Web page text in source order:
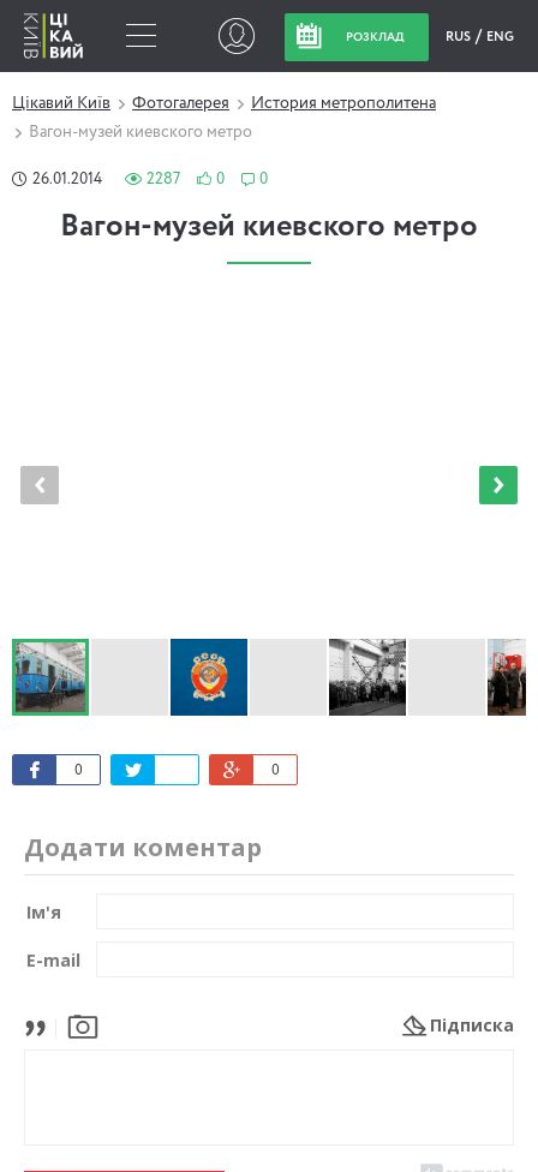
РОЗКЛАД RUS ENG
Цікавий Київ Фотогалерея
История метрополитена
Вагон-музей киевского метро
26.01.2014 2287 0 0
Вагон-музей киевского метро
0 0
Додати коментар
Ім'я
E-mail
Підписка